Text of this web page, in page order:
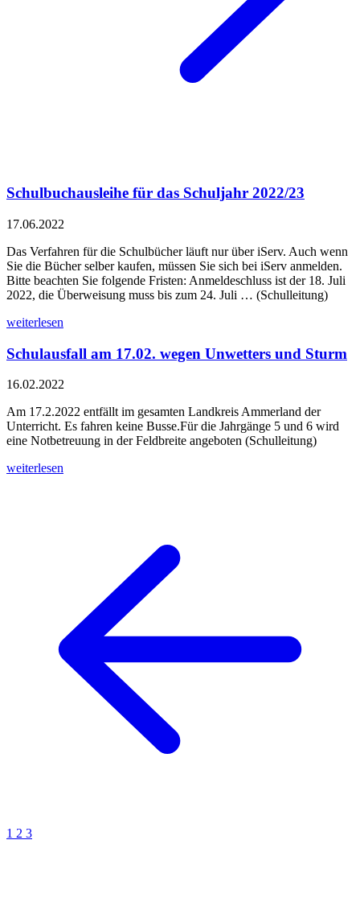
Schulbuchausleihe für das Schuljahr 2022/23
17.06.2022
Das Verfahren für die Schulbücher läuft nur über iServ. Auch wenn
Sie die Bücher selber kaufen, müssen Sie sich bei iServ anmelden.
Bitte beachten Sie folgende Fristen: Anmeldeschluss ist der 18. Juli
2022, die Überweisung muss bis zum 24. Juli … (Schulleitung)
weiterlesen
Schulausfall am 17.02. wegen Unwetters und Sturm
16.02.2022
Am 17.2.2022 entfällt im gesamten Landkreis Ammerland der
Unterricht. Es fahren keine Busse.Für die Jahrgänge 5 und 6 wird
eine Notbetreuung in der Feldbreite angeboten (Schulleitung)
weiterlesen
1 2 3